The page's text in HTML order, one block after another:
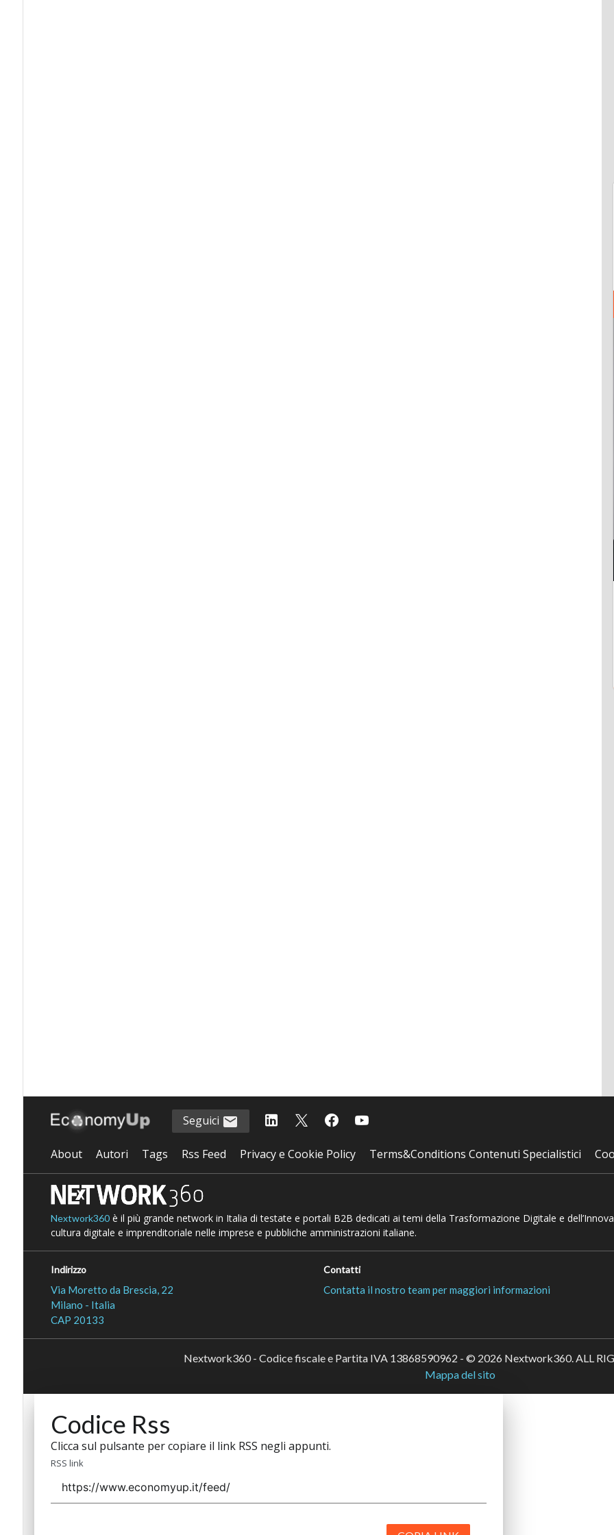
Seguici
About Autori Tags Rss Feed Privacy e Cookie Policy Terms&Conditions Contenuti Specialistici
Nextwork360è il più grande network in Italia di testate e portali B2B dedicati ai temi della Trasformazione Digitale e
cultura digitale e imprenditoriale nelle imprese e pubbliche amministrazioni italiane.
Indirizzo
Via Moretto da Brescia, 22
Milano - Italia
CAP 20133
Contatti
Contatta il nostro team per maggiori informazioni
Nextwork360 - Codice fiscale e Partita IVA 13868590962 - © 2026 Nextwork360. ALL
Mappa del sito
Codice Rss
Clicca sul pulsante per copiare il link RSS negli appunti.
RSS link